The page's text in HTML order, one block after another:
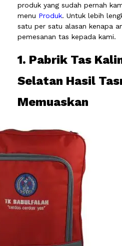
produk yang sudah pernah
menu Produk. Untuk lebih
satu per satu alasan kenapa
pemesanan tas kepada kami.
1. Pabrik Tas
Selatan Hasil
Memuaskan